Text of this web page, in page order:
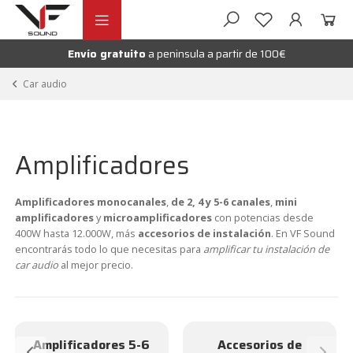
Ir
navegación
Ir
contenidoEnvío gratuito a peninsula a partir de 100€
Car audio
Amplificadores
Amplificadores monocanales, de 2, 4 y 5-6 canales, mini
amplificadoresymicroamplificadores con potencias desde
400W hasta 12.000W, más accesorios de instalación. En VF Sound
encontrarás todo lo que necesitas para amplificar tu instalación de
car audio al mejor precio.
Amplificadores 5-6 Accesorios de